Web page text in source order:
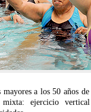
mayores a los 50 años
mixta: ejercicio